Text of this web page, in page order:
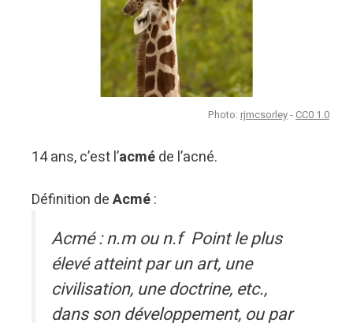
Photo: rjmcsorley- CC0 1.0
14 ans, c’est l’acméde l’acné.
Définition deAcmé:
Acmé : n.m ou n.f Point le plus
élevé atteint par un art, une
civilisation, une doctrine, etc.,
dans son développement, ou par